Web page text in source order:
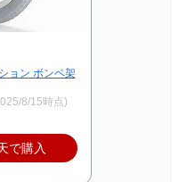
ョン ボンベ架
8/15時点)
で購入